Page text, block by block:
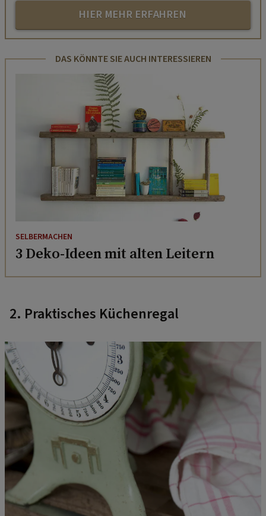
HIER MEHR ERFAHREN
DAS KÖNNTE SIE AUCH INTERESSIEREN
SELBERMACHEN
3 Deko-Ideen mit alten Leitern
2. Praktisches Küchenregal